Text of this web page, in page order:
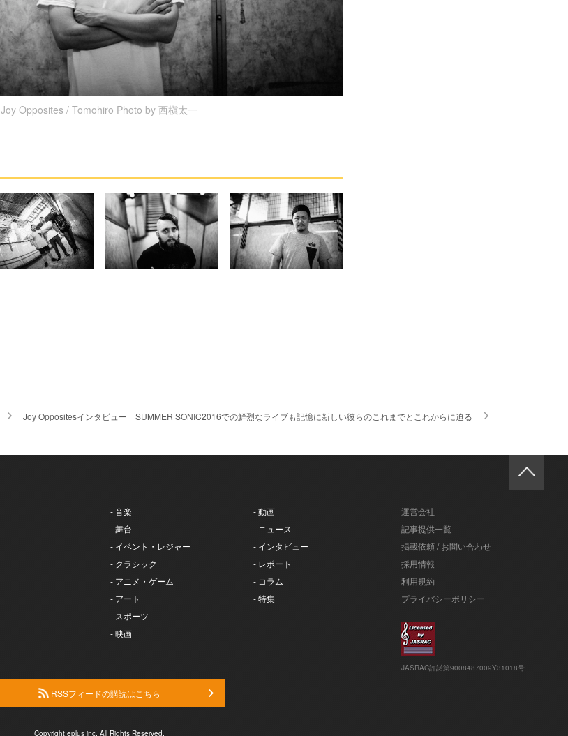
Joy Opposites / Tomohiro Photo by 西槇太一
Joy Oppositesインタビュー SUMMER SONIC2016での鮮烈なライブも記憶に新しい彼らのこれまでとこれからに迫る
- 音楽
- 舞台
- イベント・レジャー
- クラシック
- アニメ・ゲーム
- アート
- スポーツ
- 映画
- 動画
- ニュース
- インタビュー
- レポート
- コラム
- 特集
運営会社
記事提供一覧
掲載依頼 / お問い合わせ
採用情報
利用規約
プライバシーポリシー
JASRAC許諾第9008487009Y31018号
RSSフィードの購読はこちら
Copyright eplus inc. All Rights Reserved.